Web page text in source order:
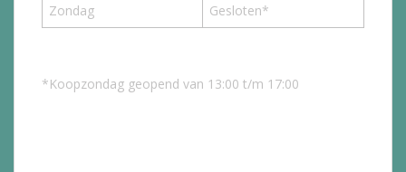
Zondag
Gesloten*
*Koopzondag geopend van 13:00 t/m 17:00